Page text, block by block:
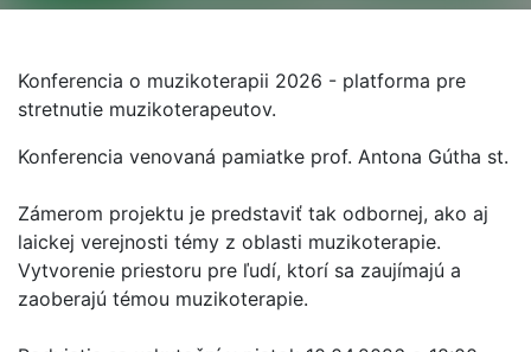
Konferencia o muzikoterapii 2026 - platforma pre
stretnutie muzikoterapeutov.
Konferencia venovaná pamiatke prof. Antona Gútha st.
Zámerom projektu je predstaviť tak odbornej, ako aj
laickej verejnosti témy z oblasti muzikoterapie.
Vytvorenie priestoru pre ľudí, ktorí sa zaujímajú a
zaoberajú témou muzikoterapie.